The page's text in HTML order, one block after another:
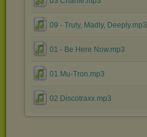
09 - Truly, Madly, Deeply.mp3
01 - Be Here Now.mp3
01 Mu-Tron.mp3
02 Discotraxx.mp3